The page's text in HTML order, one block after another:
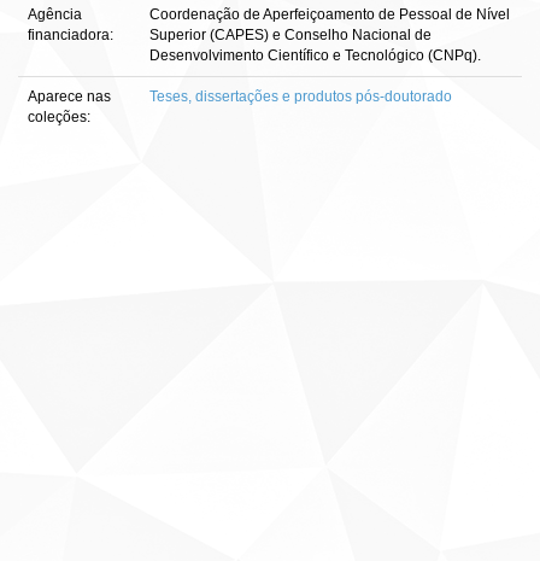
Agência
financiadora:
Coordenação de Aperfeiçoamento de Pessoal de Nível
Superior (CAPES) e Conselho Nacional de
Desenvolvimento Científico e Tecnológico (CNPq).
Aparece nas
coleções:
Teses, dissertações e produtos pós-doutorado